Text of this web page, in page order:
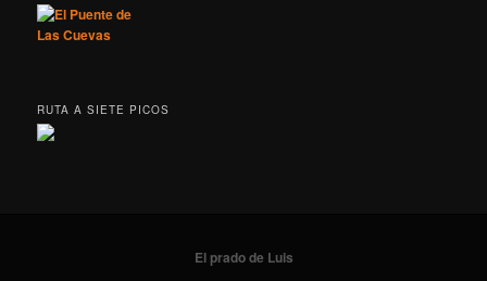
RUTA A SIETE PICOS
El prado de Luis